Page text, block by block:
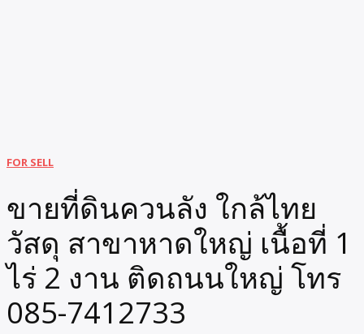
FOR SELL
ขายที่ดินควนลัง ใกล้ไทย
วัสดุ สาขาหาดใหญ่ เนื้อที่ 1
ไร่ 2 งาน ติดถนนใหญ่ โทร
085-7412733